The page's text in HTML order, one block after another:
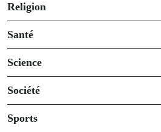
Religion
Santé
Science
Société
Sports